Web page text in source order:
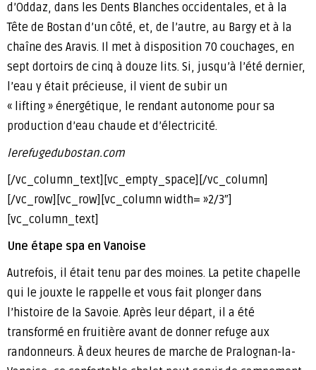
d’Oddaz, dans les Dents Blanches occidentales, et à la
Tête de Bostan d’un côté, et, de l’autre, au Bargy et à la
chaîne des Aravis. Il met à disposition 70 couchages, en
sept dortoirs de cinq à douze lits. Si, jusqu’à l’été dernier,
l’eau y était précieuse, il vient de subir un
« lifting » énergétique, le rendant autonome pour sa
production d’eau chaude et d’électricité.
lerefugedubostan.com
[/vc_column_text][vc_empty_space][/vc_column]
[/vc_row][vc_row][vc_column width= »2/3″]
[vc_column_text]
Une étape spa en Vanoise
Autrefois, il était tenu par des moines. La petite chapelle
qui le jouxte le rappelle et vous fait plonger dans
l’histoire de la Savoie. Après leur départ, il a été
transformé en fruitière avant de donner refuge aux
randonneurs. À deux heures de marche de Pralognan-la-